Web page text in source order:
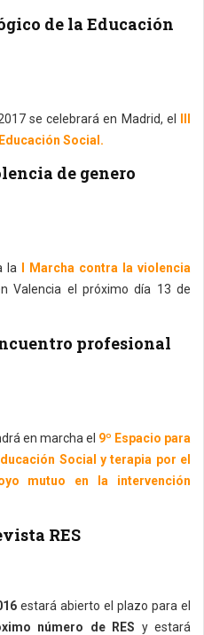
de la Educación
se celebrará en Madrid, el
Social.
de genero
la I Marcha contra la violencia
Valencia el próximo día 13 de
profesional
en marcha el 9º Espacio para
Social y terapia por el
mutuo en la intervención
RES
estará abierto el plazo para el
número de RES y estará